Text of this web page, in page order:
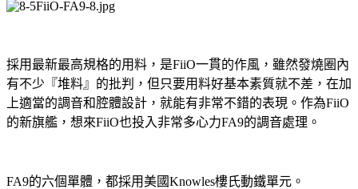
採用最新最高規格的用料，是FiiO一貫的作風，雖然發燒圈內
有不少『堆料』的批判，但只要用料好基本素質就不差，在加
上適當的調音和腔體設計，就能有非常不錯的表現。作為FiiO
的新旗艦，想來FiiO也投入非常多心力FA9的調音處理。
FA9的六個單體，都採用美國Knowles樓氏動鐵單元。